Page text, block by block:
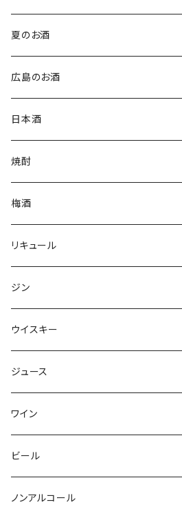
夏のお酒
広島のお酒
日本酒
焼酎
梅酒
リキュール
ジン
ウイスキー
ジュース
ワイン
ビール
ノンアルコール